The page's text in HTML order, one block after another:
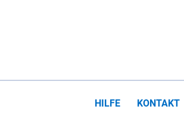
HILFE KONTAKT